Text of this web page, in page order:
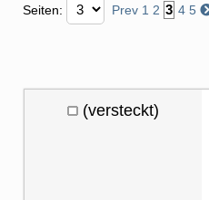
Seiten: Prev 1 2 3 4 5
(versteckt)